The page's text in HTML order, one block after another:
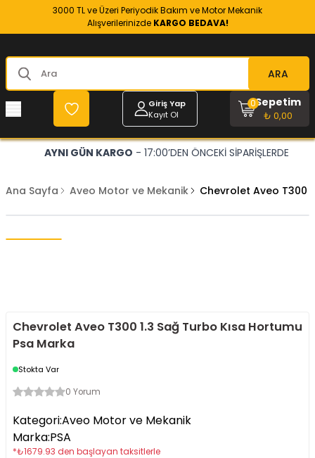
3000 TL ve Üzeri Periyodik Bakım ve Motor Mekanik
Alışverilerinizde KARGO BEDAVA!
ARA
Giriş Yap
Kayıt Ol
Sepetim
₺ 0,00
0
AYNI GÜN KARGO - 17:00’DEN ÖNCEKİ SİPARİŞLERDE
Ana Sayfa Aveo Motor ve Mekanik Chevrolet Aveo T300
Chevrolet Aveo T300 1.3 Sağ Turbo Kısa Hortumu
Psa Marka
Stokta Var
0 Yorum
Kategori:Aveo Motor ve Mekanik
Marka:PSA
*₺1679.93 den başlayan taksitlerle